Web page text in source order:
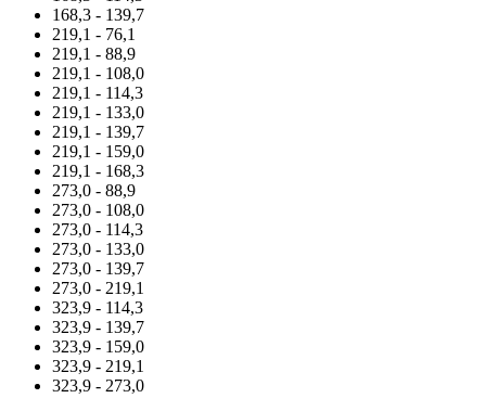
168,3 - 139,7
219,1 - 76,1
219,1 - 88,9
219,1 - 108,0
219,1 - 114,3
219,1 - 133,0
219,1 - 139,7
219,1 - 159,0
219,1 - 168,3
273,0 - 88,9
273,0 - 108,0
273,0 - 114,3
273,0 - 133,0
273,0 - 139,7
273,0 - 219,1
323,9 - 114,3
323,9 - 139,7
323,9 - 159,0
323,9 - 219,1
323,9 - 273,0